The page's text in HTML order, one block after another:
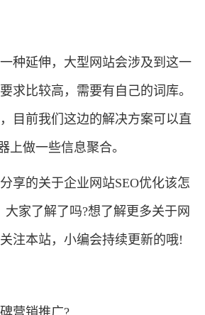
种延伸，大型网站会涉及到这一
求比较高，需要有自己的词库。
目前我们这边的解决方案可以直
上做一些信息聚合。
享的关于企业网站SEO优化该怎
大家了解了吗?想了解更多关于网
注本站，小编会持续更新的哦!